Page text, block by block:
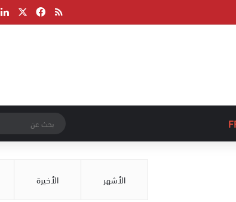
ملخص الموقع RSS
فيسبوك
الأشهر الأخيرة